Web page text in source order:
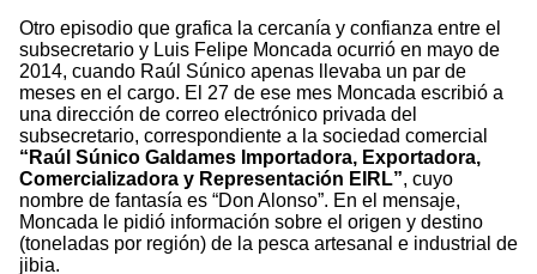
Otro episodio que grafica la cercanía y confianza entre el
subsecretario y Luis Felipe Moncada ocurrió en mayo de
2014, cuando Raúl Súnico apenas llevaba un par de
meses en el cargo. El 27 de ese mes Moncada escribió a
una dirección de correo electrónico privada del
subsecretario, correspondiente a la sociedad comercial
“Raúl Súnico Galdames Importadora, Exportadora,
Comercializadora y Representación EIRL”, cuyo
nombre de fantasía es “Don Alonso”. En el mensaje,
Moncada le pidió información sobre el origen y destino
(toneladas por región) de la pesca artesanal e industrial de
jibia.